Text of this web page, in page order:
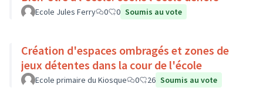
Ecole Jules Ferry 0 0 Soumis au vote
Création d'espaces ombragés et zones de
jeux détentes dans la cour de l'école
Ecole primaire du Kiosque 0 26 Soumis au vote